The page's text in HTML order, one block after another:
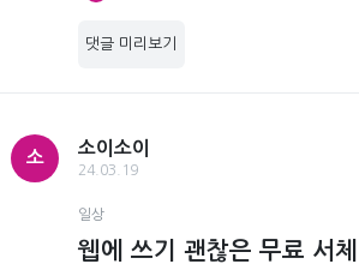
댓글 미리보기
소
소이소이
24.03.19
일상
웹에 쓰기 괜찮은 무료 서체